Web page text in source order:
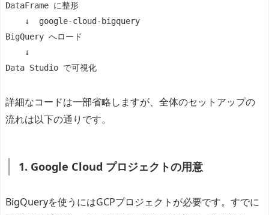
DataFrame に整形
    ↓  google-cloud-bigquery
BigQuery へロード
    ↓
Data Studio で可視化
詳細なコードは一部省略しますが、全体のセットアップの
流れは以下の通りです。
1. Google Cloud プロジェクトの用意
BigQueryを使うにはGCPプロジェクトが必要です。すでに